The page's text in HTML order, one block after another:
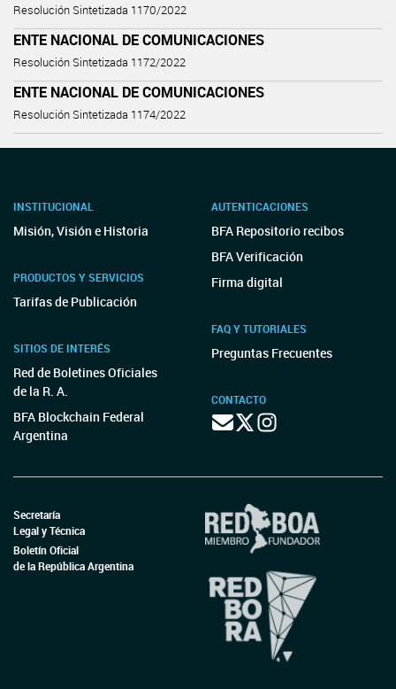
Resolución Sintetizada 1170/2022
ENTE NACIONAL DE COMUNICACIONES
Resolución Sintetizada 1172/2022
ENTE NACIONAL DE COMUNICACIONES
Resolución Sintetizada 1174/2022
INSTITUCIONAL
Misión, Visión e Historia
PRODUCTOS Y SERVICIOS
Tarifas de Publicación
SITIOS DE INTERÉS
Red de Boletines Oficiales
de la R. A.
BFA Blockchain Federal
Argentina
AUTENTICACIONES
BFA Repositorio recibos
BFA Verificación
Firma digital
FAQ Y TUTORIALES
Preguntas Frecuentes
CONTACTO
Secretaría
Legal y Técnica
Boletín Oficial
de la República Argentina